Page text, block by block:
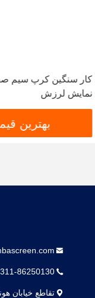
کار سنگین کرپ سیم
نمایش لرزش
بهترین
86250130
تقاطع خیابان